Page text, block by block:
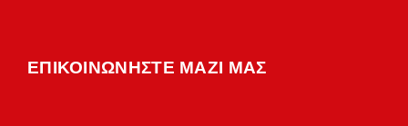
ΕΠΙΚΟΙΝΩΝΗΣΤΕ ΜΑΖΙ ΜΑΣ